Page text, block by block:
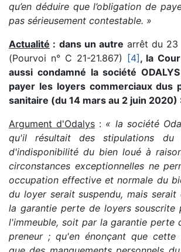
qu’en déduire que l’obligation de
pas sérieusement contestable. »
Actualité : dans un autre arrêt du 23
(Pourvoi n° C 21-21.867) [4], la
aussi condamné la société ODALYS
payer les loyers commerciaux dus
sanitaire (du 14 mars au 2 juin 2020)
Argument d'Odalys : « la société
qu'il résultait des stipulations
d'indisponibilité du bien loué à
circonstances exceptionnelles ne
occupation effective et normale du
du loyer serait suspendu, mais
la garantie perte de loyers souscrite
l'immeuble, soit par la garantie perte
preneur ; qu'en énonçant que cette